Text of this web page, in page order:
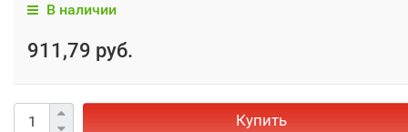
В наличии
911,79 руб.
Купить